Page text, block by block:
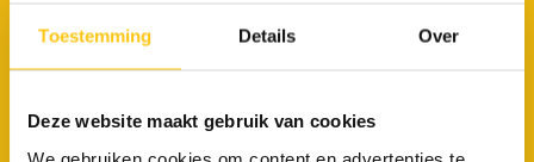
Toestemming Details Over
Deze website maakt gebruik van cookies
We gebruiken cookies om content en advertenties te